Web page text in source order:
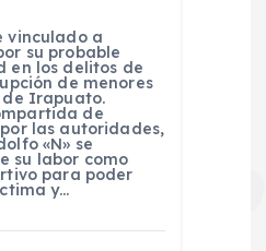
vinculado a
su probable
en los delitos de
de menores
de Irapuato.
de
las autoridades,
«N» se
su labor como
para poder
y…